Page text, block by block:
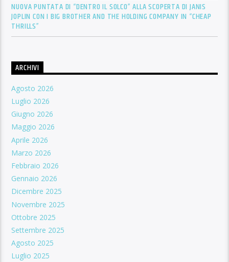
NUOVA PUNTATA DI “DENTRO IL SOLCO” ALLA SCOPERTA DI JANIS
JOPLIN CON I BIG BROTHER AND THE HOLDING COMPANY IN “CHEAP
THRILLS”
ARCHIVI
Agosto 2026
Luglio 2026
Giugno 2026
Maggio 2026
Aprile 2026
Marzo 2026
Febbraio 2026
Gennaio 2026
Dicembre 2025
Novembre 2025
Ottobre 2025
Settembre 2025
Agosto 2025
Luglio 2025